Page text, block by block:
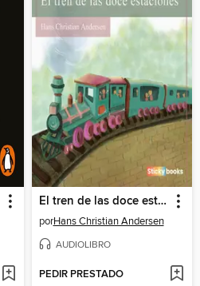
El tren de las doce estaciones
porHans Christian Andersen
AUDIOLIBRO
PEDIR PRESTADO